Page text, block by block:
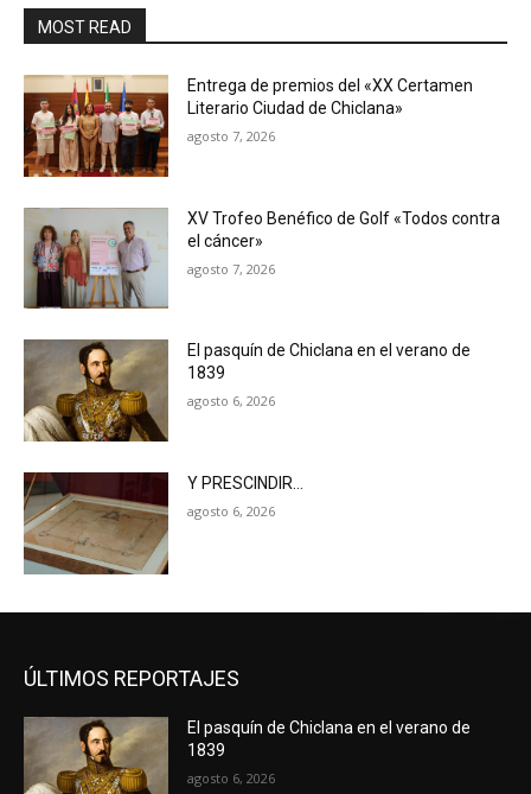
MOST READ
Entrega de premios del «XX Certamen
Literario Ciudad de Chiclana»
agosto 7, 2026
XV Trofeo Benéfico de Golf «Todos contra
el cáncer»
agosto 7, 2026
El pasquín de Chiclana en el verano de
1839
agosto 6, 2026
Y PRESCINDIR…
agosto 6, 2026
ÚLTIMOS REPORTAJES
El pasquín de Chiclana en el verano de
1839
agosto 6, 2026